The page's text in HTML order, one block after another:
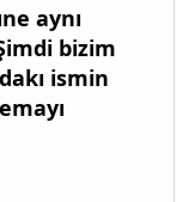
aynı
bizim
ismin